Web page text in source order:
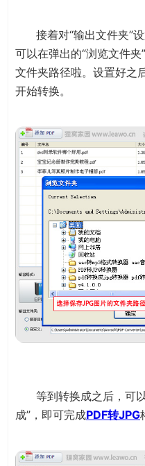
接着对“输出文件夹”设
可以在弹出的“浏览文件夹
文件夹路径啦。设置好之
开始转换。
等到转换成之后，可以
成”，即可完成PDF转JPG